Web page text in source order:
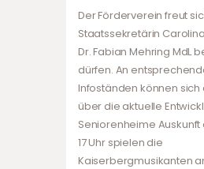
Der Förderverein freut
Staatssekretärin
Dr. Fabian Mehring MdL
dürfen. An
Infoständen können sich
über die aktuelle
Seniorenheime Auskunft
17 Uhr spielen die
Kaiserbergmusikanten